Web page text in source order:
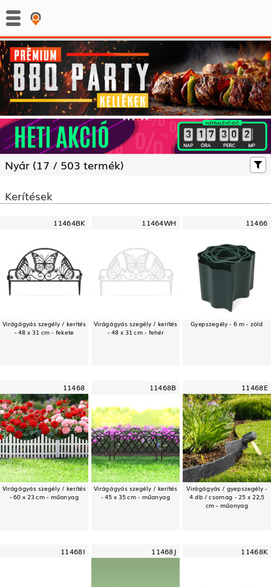
: :
Nyár (17 / 503 termék)
Kerítések
11464BK
Virágágyás szegély / kerítés
- 48 x 31 cm - fekete
11464WH
Virágágyás szegély / kerítés
- 48 x 31 cm - fehér
11466
Gyepszegély - 6 m - zöld
11468
Virágágyás szegély / kerítés
- 60 x 23 cm - műanyag
11468B
Virágágyás szegély / kerítés
- 45 x 35 cm - műanyag
11468E
Virágágyás / gyepszegély -
4 db / csomag - 25 x 22,5
cm - műanyag
11468I 11468J 11468K